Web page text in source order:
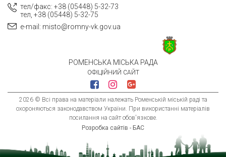
РОМЕНСЬКА МІСЬКА РАДА
ОФІЦІЙНИЙ САЙТ
2026 © Всі права на матеріали належать Роменській міській раді та
охороняються законодавством України. При використанні матеріалів
посилання на сайт обов'язкове.
Розробка сайтів - БАС
тел/факс: +38 (05448) 5-32-73
тел, +38 (05448) 5-32-75
e-mail: misto@romny-vk.gov.ua